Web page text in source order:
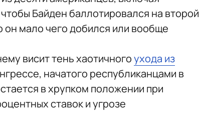
Байден баллотировался на второй
он мало чего добился или вообще
висит тень хаотичногоухода из
начатого республиканцами в
в хрупком положении при
ставок и угрозе